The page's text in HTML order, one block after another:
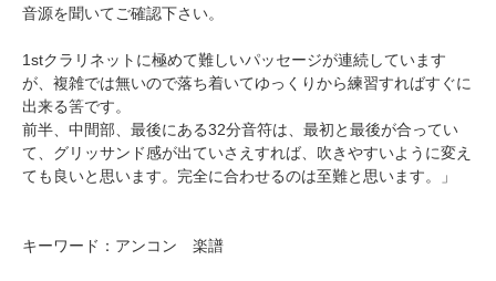
音源を聞いてご確認下さい。
1stクラリネットに極めて難しいパッセージが連続しています
が、複雑では無いので落ち着いてゆっくりから練習すればすぐに
出来る筈です。
前半、中間部、最後にある32分音符は、最初と最後が合ってい
て、グリッサンド感が出ていさえすれば、吹きやすいように変え
ても良いと思います。完全に合わせるのは至難と思います。」
キーワード：アンコン 楽譜